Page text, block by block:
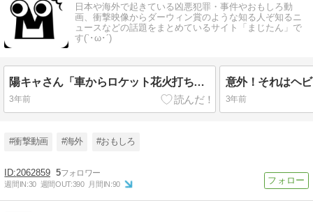
日本や海外で起きている凶悪犯罪・事件やおもしろ動
画、衝撃映像からダーウィン賞のような知る人ぞ知るニ
ュースなどの話題をまとめているサイト「まじたん」で
す(`･ω･´)
陽キャさん「車からロケット花火打ち上げたろｗｗｗ」 → サンルーフが閉まっていて無事車内に発射
3年前 3年前
#衝撃動画 #海外 #おもしろ
2062859 5
週間IN:30 週間OUT:390 月間IN:90